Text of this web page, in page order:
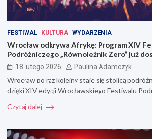
FESTIWAL KULTURA WYDARZENIA
Wrocław odkrywa Afrykę: Program XIV
Podróżniczego „Równoleżnik Zero” już
18 lutego 2026 Paulina Adamczyk
Wrocław po raz kolejny staje się stolicą
dzięki XIV edycji Wrocławskiego Festiwalu
Czytaj dalej